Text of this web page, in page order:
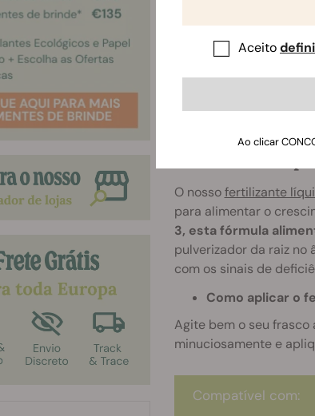
minuciosamente e
germinação e nutra
Compatível com:
O nossofertilizante
para alimentar o
3, esta fórmula
pulverizador da raiz
com os sinais de
Como aplicar o
Agite bem o seu frasco
minuciosamente e
Compatível com:
Aceito
Ao clicar